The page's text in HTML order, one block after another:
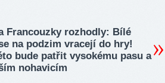
Francouzky rozhodly: Bílé
na podzim vracejí do hry!
bude patřit vysokému pasu a
nohavicím